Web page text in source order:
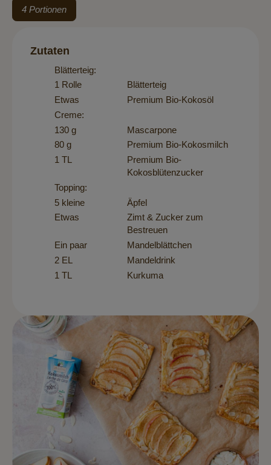
4 Portionen
Zutaten
Blätterteig:
1 Rolle
Blätterteig
Etwas
Premium Bio-Kokosöl
Creme:
130 g
Mascarpone
80 g
Premium Bio-Kokosmilch
1 TL
Premium Bio-
Kokosblütenzucker
Topping:
5 kleine
Äpfel
Etwas
Zimt & Zucker zum
Bestreuen
Ein paar
Mandelblättchen
2 EL
Mandeldrink
1 TL
Kurkuma